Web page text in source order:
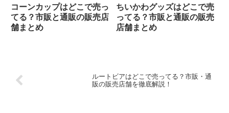
コーンカップはどこで売っ
てる？市販と通販の販売店
舗まとめ
ちいかわグッズはどこで売
ってる？市販と通販の販売
店舗まとめ
ルートビアはどこで売ってる？市販・通
販の販売店舗を徹底解説！